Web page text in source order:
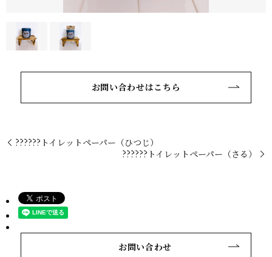
お問い合わせはこちら
??????トイレットペーパー（ひつじ）
??????トイレットペーパー（さる）
お問い合わせ